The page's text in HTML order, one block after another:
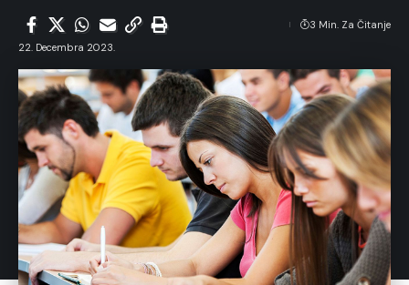
22. Decembra 2023.
3 Min. Za Čitanje